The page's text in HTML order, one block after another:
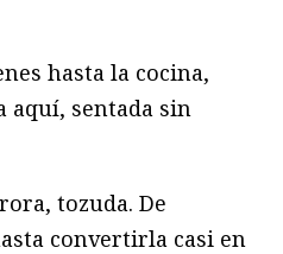
hasta la cocina,
aquí, sentada sin
tozuda. De
convertirla casi en